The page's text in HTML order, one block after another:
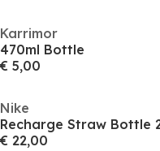
Karrimor
470ml Bottle
€ 5,00
Nike
€ 22,00